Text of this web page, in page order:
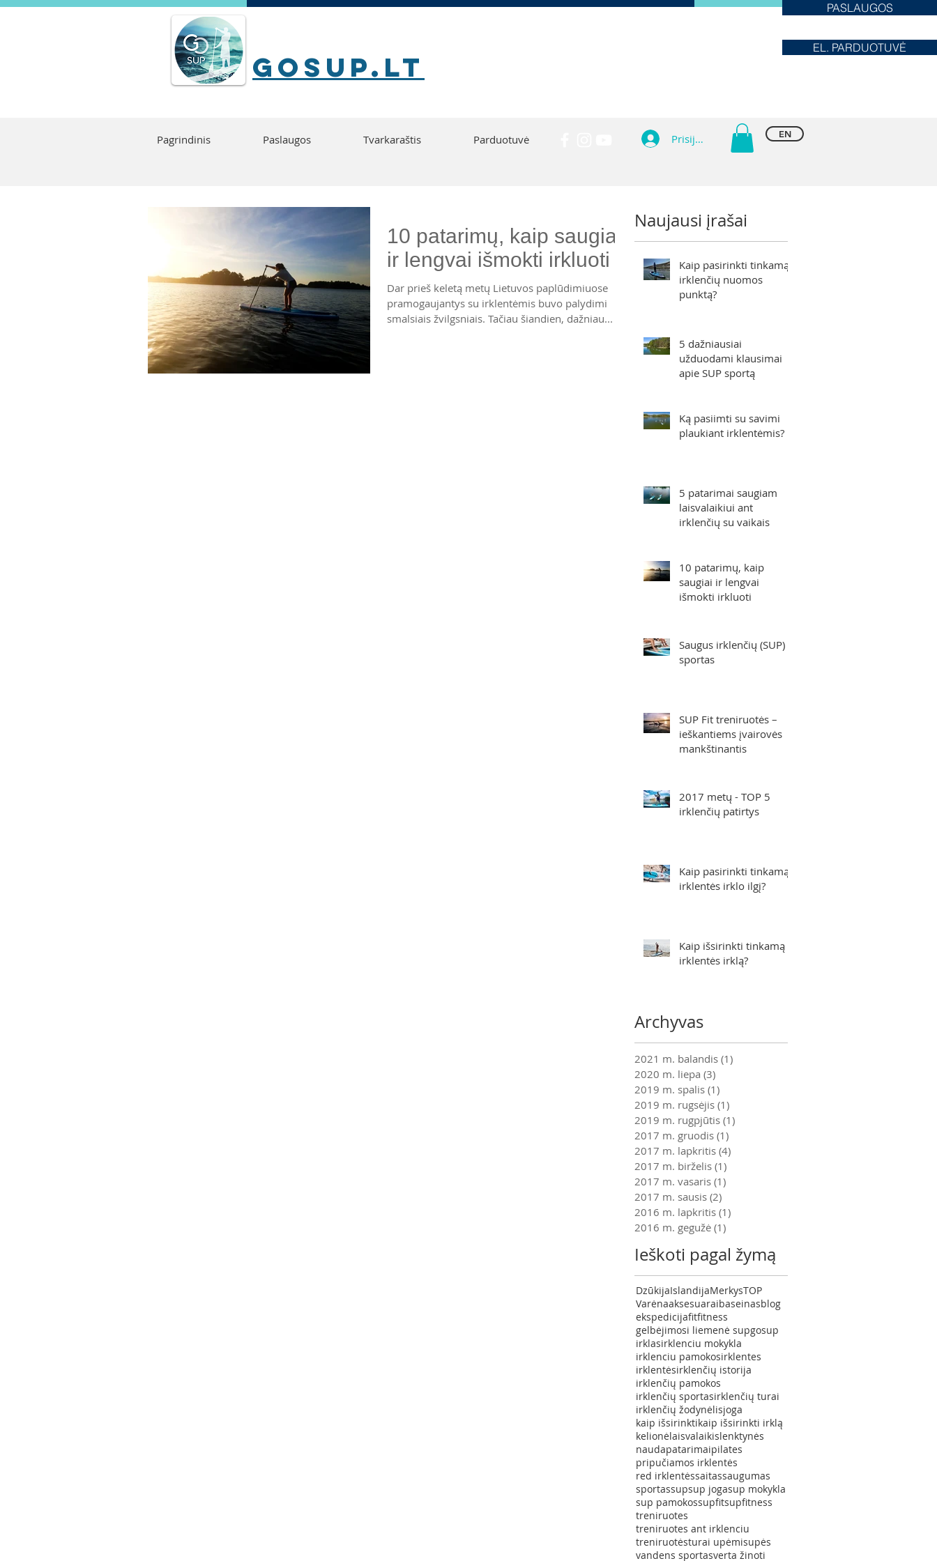
PASLAUGOS
EL. PARDUOTUVĖ
goSUP.lt
Pagrindinis Paslaugos Tvarkaraštis Parduotuvė Prisijungti EN
10 patarimų, kaip saugiai
ir lengvai išmokti irkluoti
Dar prieš keletą metų Lietuvos paplūdimiuose
pramogaujantys su irklentėmis buvo palydimi
smalsiais žvilgsniais. Tačiau šiandien, dažniau...
Naujausi įrašai
Kaip pasirinkti tinkamą
irklenčių nuomos
punktą?
5 dažniausiai
užduodami klausimai
apie SUP sportą
Ką pasiimti su savimi
plaukiant irklentėmis?
5 patarimai saugiam
laisvalaikiui ant
irklenčių su vaikais
10 patarimų, kaip
saugiai ir lengvai
išmokti irkluoti
Saugus irklenčių (SUP)
sportas
SUP Fit treniruotės –
ieškantiems įvairovės
mankštinantis
2017 metų - TOP 5
irklenčių patirtys
Kaip pasirinkti tinkamą
irklentės irklo ilgį?
Kaip išsirinkti tinkamą
irklentės irklą?
Archyvas
2021 m. balandis (1)
2020 m. liepa (3)
2019 m. spalis (1)
2019 m. rugsėjis (1)
2019 m. rugpjūtis (1)
2017 m. gruodis (1)
2017 m. lapkritis (4)
2017 m. birželis (1)
2017 m. vasaris (1)
2017 m. sausis (2)
2016 m. lapkritis (1)
2016 m. gegužė (1)
Ieškoti pagal žymą
DzūkijaIslandijaMerkysTOP
Varėnaaksesuaraibaseinasblog
ekspedicijafitfitness
gelbėjimosi liemenė supgosup
irklasirklenciu mokykla
irklenciu pamokosirklentes
irklentėsirklenčių istorija
irklenčių pamokos
irklenčių sportasirklenčių turai
irklenčių žodynėlisjoga
kaip išsirinktikaip išsirinkti irklą
kelionėlaisvalaikislenktynės
naudapatarimaipilates
pripučiamos irklentės
red irklentėssaitassaugumas
sportassupsup jogasup mokykla
sup pamokossupfitsupfitness
treniruotes
treniruotes ant irklenciu
treniruotėsturai upėmisupės
vandens sportasverta žinoti